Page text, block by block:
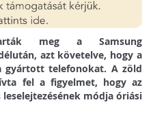
meg a Samsung
azt követelve, hogy a
gyártott telefonokat. A zöld
fel a figyelmet, hogy az
módja óriási